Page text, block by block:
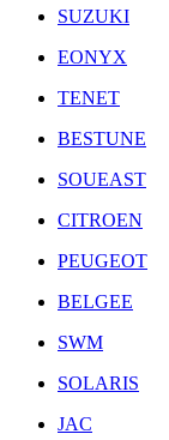
SUZUKI
EONYX
TENET
BESTUNE
SOUEAST
CITROEN
PEUGEOT
BELGEE
SWM
SOLARIS
JAC